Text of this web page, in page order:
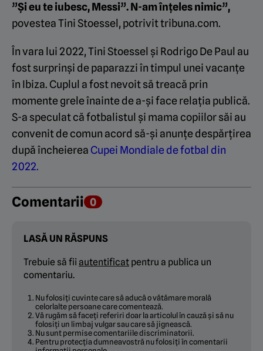
”Și eu te iubesc, Messi”. N-am înțeles nimic”,
povestea Tini Stoessel, potrivit tribuna.com.
În vara lui 2022, Tini Stoessel și Rodrigo De Paul au
fost surprinși de paparazzi în timpul unei vacanțe
în Ibiza. Cuplul a fost nevoit să treacă prin
momente grele înainte de a-și face relația publică.
S-a speculat că fotbalistul și mama copiilor săi au
convenit de comun acord să-și anunțe despărțirea
după încheierea Cupei Mondiale de fotbal din
2022.
Comentarii 0
LASĂ UN RĂSPUNS
Trebuie să fii autentificat pentru a publica un
comentariu.
Nu folosiți cuvinte care să aducă o vătămare morală
celorlalte persoane care comentează.
Vă rugăm să faceți referiri doar la articolul în cauză și să nu
folosiți un limbaj vulgar sau care să jignească.
Nu sunt permise comentariile discriminatorii.
Pentru protecția dumneavostră nu folosiți în comentarii